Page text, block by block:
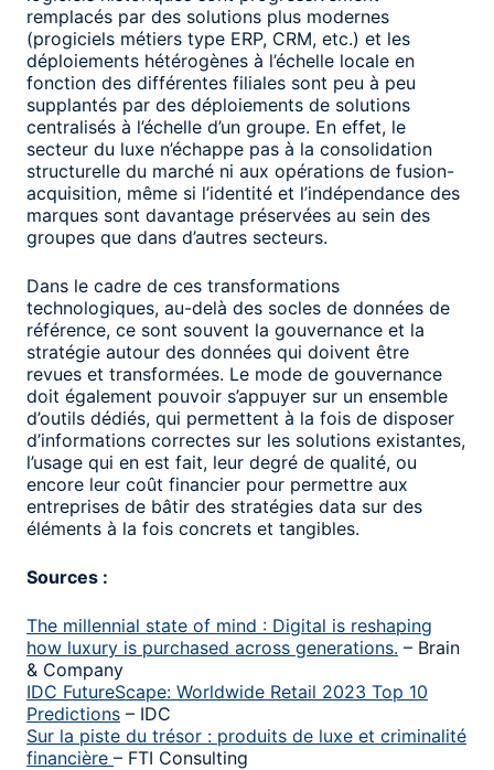
remplacés par des solutions plus modernes
(progiciels métiers type ERP, CRM, etc.) et les
déploiements hétérogènes à l’échelle locale en
fonction des différentes filiales sont peu à peu
supplantés par des déploiements de solutions
centralisés à l’échelle d’un groupe. En effet, le
secteur du luxe n’échappe pas à la consolidation
structurelle du marché ni aux opérations de fusion-
acquisition, même si l’identité et l’indépendance des
marques sont davantage préservées au sein des
groupes que dans d’autres secteurs.
Dans le cadre de ces transformations
technologiques, au-delà des socles de données de
référence, ce sont souvent la gouvernance et la
stratégie autour des données qui doivent être
revues et transformées. Le mode de gouvernance
doit également pouvoir s’appuyer sur un ensemble
d’outils dédiés, qui permettent à la fois de disposer
d’informations correctes sur les solutions existantes,
l’usage qui en est fait, leur degré de qualité, ou
encore leur coût financier pour permettre aux
entreprises de bâtir des stratégies data sur des
éléments à la fois concrets et tangibles.
Sources :
The millennial state of mind : Digital is reshaping
how luxury is purchased across generations. – Brain
& Company
IDC FutureScape: Worldwide Retail 2023 Top 10
Predictions – IDC
Sur la piste du trésor : produits de luxe et criminalité
financière – FTI Consulting